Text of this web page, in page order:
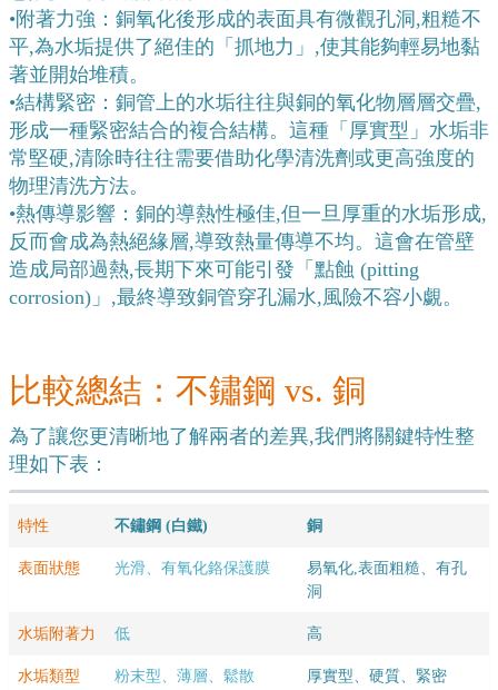
•附著力強：銅氧化後形成的表面具有微觀孔洞,粗糙不
平,為水垢提供了絕佳的「抓地力」,使其能夠輕易地黏
著並開始堆積。
•結構緊密：銅管上的水垢往往與銅的氧化物層層交疊,
形成一種緊密結合的複合結構。這種「厚實型」水垢非
常堅硬,清除時往往需要借助化學清洗劑或更高強度的
物理清洗方法。
•熱傳導影響：銅的導熱性極佳,但一旦厚重的水垢形成,
反而會成為熱絕緣層,導致熱量傳導不均。這會在管壁
造成局部過熱,長期下來可能引發「點蝕 (pitting
corrosion)」,最終導致銅管穿孔漏水,風險不容小覷。
比較總結：不鏽鋼 vs. 銅
為了讓您更清晰地了解兩者的差異,我們將關鍵特性整
理如下表：
特性 不鏽鋼 (白鐵) 銅
表面狀態 光滑、有氧化鉻保護膜
易氧化,表面粗糙、有孔
洞
水垢附著力 低 高
水垢類型 粉末型、薄層、鬆散 厚實型、硬質、緊密